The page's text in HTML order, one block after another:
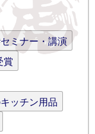
タグを使
す)
ミナー・講演
賞
ッチン用品